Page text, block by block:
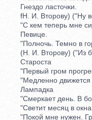
Гнездо ласточки.
fH. И. Второву) ("Ну
"С кем теперь мне
Певице.
"Полночь. Темно в
(Н. И. Второву) ("Из
Староста
"Первый гром
"Медленно движется
Лампадка
"Смеркает день. В
"Светит месяц в
"Покой мне нужен.